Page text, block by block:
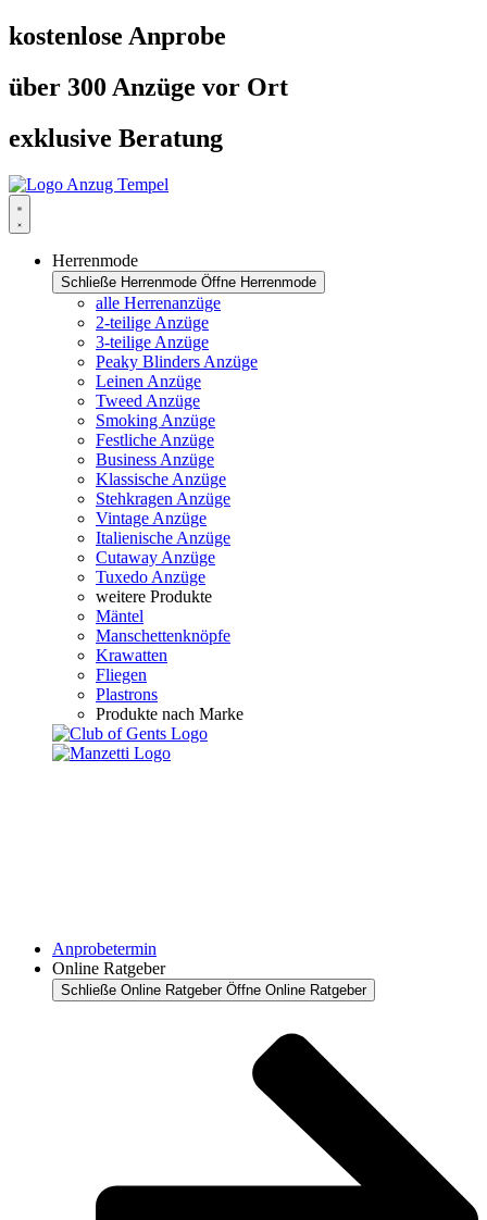
Zum
Inhalt
kostenlose Anprobe
über 300 Anzüge vor Ort
exklusive Beratung
Herrenmode
Schließe Herrenmode Öffne Herrenmode
alle Herrenanzüge
2-teilige Anzüge
3-teilige Anzüge
Peaky Blinders Anzüge
Leinen Anzüge
Tweed Anzüge
Smoking Anzüge
Festliche Anzüge
Business Anzüge
Klassische Anzüge
Stehkragen Anzüge
Vintage Anzüge
Italienische Anzüge
Cutaway Anzüge
Tuxedo Anzüge
weitere Produkte
Mäntel
Manschettenknöpfe
Krawatten
Fliegen
Plastrons
Produkte nach Marke
Anprobetermin
Online Ratgeber
Schließe Online Ratgeber Öffne Online Ratgeber